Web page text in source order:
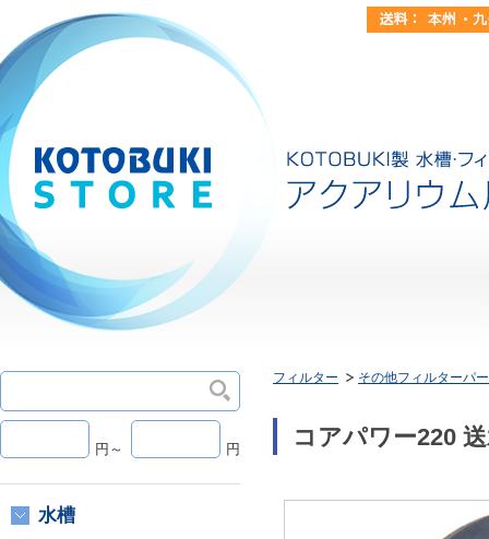
フィルター その他フィルターパ
コアパワー220
円～ 円
水槽